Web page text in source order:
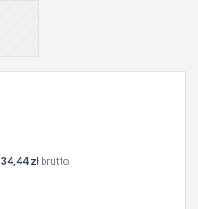
34,44 złbrutto